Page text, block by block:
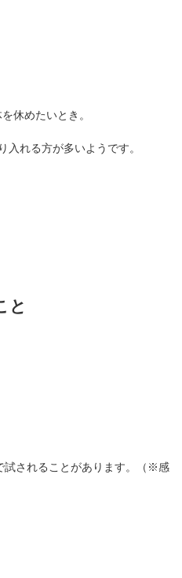
休めたいとき。
入れる方が多いようです。
と
試されることがあります。（※感
てお買い物をされる方
方法はこちら >>